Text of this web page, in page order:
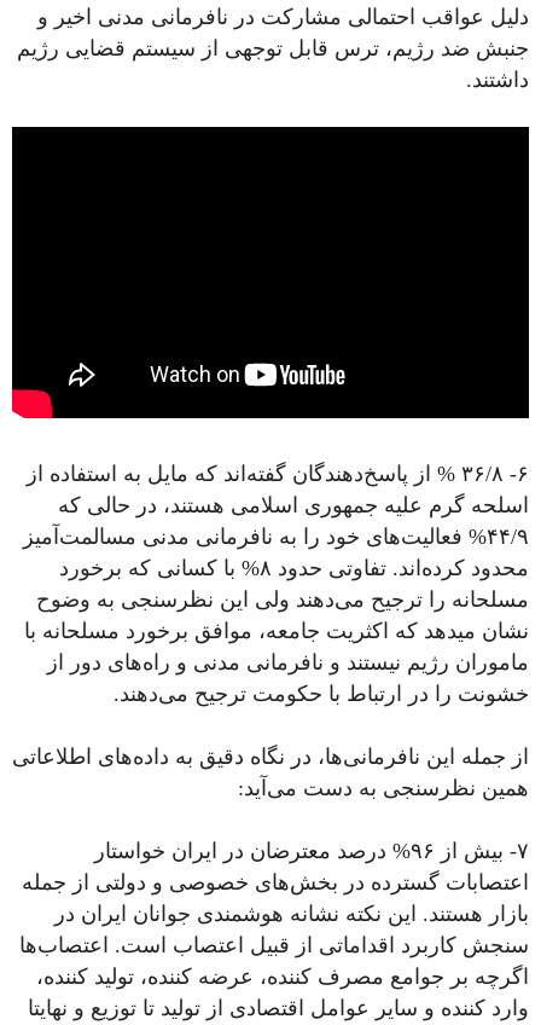
دلیل عواقب احتمالی مشارکت در نافرمانی مدنی اخیر و
جنبش ضد رژیم، ترس قابل توجهی از سیستم قضایی رژیم
داشتند.
۶- ۳۶/۸ % از پاسخ‌دهندگان گفته‌اند که مایل به استفاده از
اسلحه گرم علیه جمهوری اسلامی هستند، در حالی که
۴۴/۹% فعالیت‌های خود را به نافرمانی مدنی مسالمت‌آمیز
محدود کرده‌اند. تفاوتی حدود ۸% با کسانی که برخورد
مسلحانه را ترجیح می‌دهند ولی این نظرسنجی به وضوح
نشان میدهد که اکثریت جامعه، موافق برخورد مسلحانه با
ماموران رژیم نیستند و نافرمانی مدنی و راه‌های دور از
خشونت را در ارتباط با حکومت ترجیح می‌دهند.
از جمله این نافرمانی‌ها، در نگاه دقیق به داده‌های اطلاعاتی
همین نظرسنجی به دست می‌آید:
۷- بیش از ۹۶% درصد معترضان در ایران خواستار
اعتصابات گسترده در بخش‌های خصوصی و دولتی از جمله
بازار هستند. این نکته نشانه هوشمندی جوانان ایران در
سنجش کاربرد اقداماتی از قبیل اعتصاب است. اعتصاب‌ها
اگرچه بر جوامع مصرف کننده، عرضه کننده، تولید کننده،
وارد کننده و سایر عوامل اقتصادی از تولید تا توزیع و نهایتا